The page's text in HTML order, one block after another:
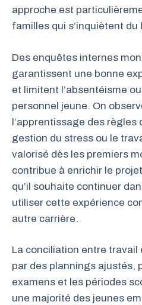
approche est
familles qui s’inquiètent
Des enquêtes internes
garantissent une bonne
et limitent l’absentéisme
personnel jeune. On
l’apprentissage des règles
gestion du stress ou le
valorisé dès les premiers
contribue à enrichir le
qu’il souhaite continuer
utiliser cette expérience
autre carrière.
La conciliation entre
par des plannings ajustés,
examens et les périodes
une majorité des jeunes